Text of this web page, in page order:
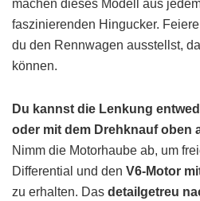
machen dieses Modell aus
faszinierenden Hingucker.
du den Rennwagen ausstellst,
können.
Du kannst die Lenkung
oder mit dem Drehknauf oben
Nimm die Motorhaube ab, um
Differential und den V6-Motor
zu erhalten. Das detailgetreu